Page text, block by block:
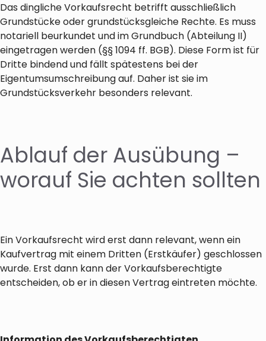
Das dingliche Vorkaufsrecht betrifft ausschließlich
Grundstücke oder grundstücksgleiche Rechte. Es muss
notariell beurkundet und im Grundbuch (Abteilung II)
eingetragen werden (§§ 1094 ff. BGB). Diese Form ist für
Dritte bindend und fällt spätestens bei der
Eigentumsumschreibung auf. Daher ist sie im
Grundstücksverkehr besonders relevant.
Ablauf der Ausübung –
worauf Sie achten sollten
Ein Vorkaufsrecht wird erst dann relevant, wenn ein
Kaufvertrag mit einem Dritten (Erstkäufer) geschlossen
wurde. Erst dann kann der Vorkaufsberechtigte
entscheiden, ob er in diesen Vertrag eintreten möchte.